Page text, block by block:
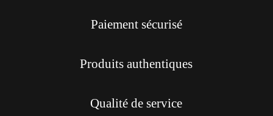
Paiement sécurisé
Produits authentiques
Qualité de service